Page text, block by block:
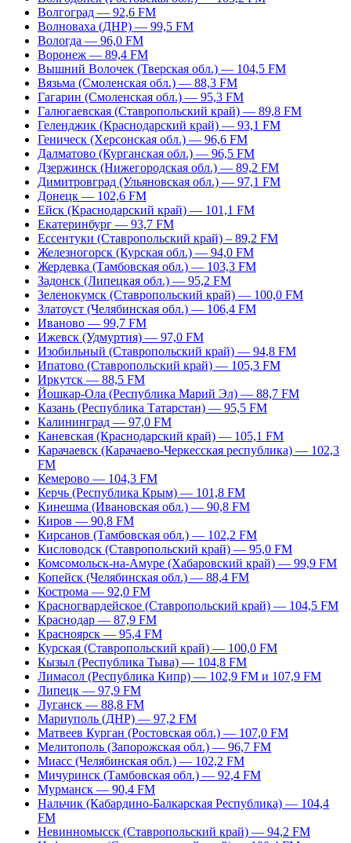
Волгоград — 92,6 FM
Волноваха (ДНР) — 99,5 FM
Вологда — 96,0 FM
Воронеж — 89,4 FM
Вышний Волочек (Тверская обл.) — 104,5 FM
Вязьма (Смоленская обл.) — 88,3 FM
Гагарин (Смоленская обл.) — 95,3 FM
Галюгаевская (Ставропольский край) — 89,8 FM
Геленджик (Краснодарский край) — 93,1 FM
Геническ (Херсонская обл.) — 96,6 FM
Далматово (Курганская обл.) — 96,5 FM
Дзержинск (Нижегородская обл.) — 89,2 FM
Димитровград (Ульяновская обл.) — 97,1 FM
Донецк — 102,6 FM
Ейск (Краснодарский край) — 101,1 FM
Екатеринбург — 93,7 FM
Ессентуки (Ставропольский край) – 89,2 FM
Железногорск (Курская обл.) — 94,0 FM
Жердевка (Тамбовская обл.) — 103,3 FM
Задонск (Липецкая обл.) — 95,2 FM
Зеленокумск (Ставропольский край) — 100,0 FM
Златоуст (Челябинская обл.) — 106,4 FM
Иваново — 99,7 FM
Ижевск (Удмуртия) — 97,0 FM
Изобильный (Ставропольский край) — 94,8 FM
Ипатово (Ставропольский край) — 105,3 FM
Иркутск — 88,5 FM
Йошкар-Ола (Республика Марий Эл) — 88,7 FM
Казань (Республика Татарстан) — 95,5 FM
Калининград — 97,0 FM
Каневская (Краснодарский край) — 105,1 FM
Карачаевск (Карачаево-Черкесская республика) — 102,3
FM
Кемерово — 104,3 FM
Керчь (Республика Крым) — 101,8 FM
Кинешма (Ивановская обл.) — 90,8 FM
Киров — 90,8 FM
Кирсанов (Тамбовская обл.) — 102,2 FM
Кисловодск (Ставропольский край) — 95,0 FM
Комсомольск-на-Амуре (Хабаровский край) — 99,9 FM
Копейск (Челябинская обл.) — 88,4 FM
Кострома — 92,0 FM
Красногвардейское (Ставропольский край) — 104,5 FM
Краснодар — 87,9 FM
Красноярск — 95,4 FM
Курская (Ставропольский край) — 100,0 FM
Кызыл (Республика Тыва) — 104,8 FM
Лимасол (Республика Кипр) — 102,9 FM и 107,9 FM
Липецк — 97,9 FM
Луганск — 88,8 FM
Мариуполь (ДНР) — 97,2 FM
Матвеев Курган (Ростовская обл.) — 107,0 FM
Мелитополь (Запорожская обл.) — 96,7 FM
Миасс (Челябинская обл.) — 102,2 FM
Мичуринск (Тамбовская обл.) — 92,4 FM
Мурманск — 90,4 FM
Нальчик (Кабардино-Балкарская Республика) — 104,4
FM
Невинномысск (Ставропольский край) — 94,2 FM